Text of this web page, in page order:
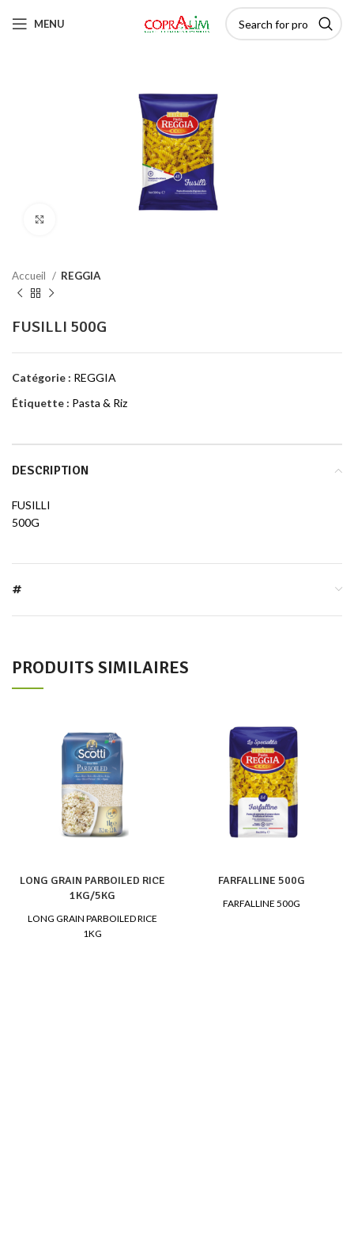
MENU
Accueil REGGIA
FUSILLI 500G
Catégorie : REGGIA
Étiquette : Pasta & Riz
DESCRIPTION
FUSILLI
500G
#
PRODUITS SIMILAIRES
LONG GRAIN PARBOILED RICE
1KG/5KG
LONG GRAIN PARBOILED RICE
1KG
FARFALLINE 500G
FARFALLINE 500G